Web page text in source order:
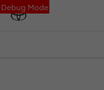
Debug Mode